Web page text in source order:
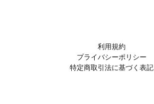
利用規約
プライバシーポリシー
特定商取引法に基づく表記